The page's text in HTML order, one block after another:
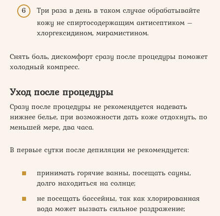
Три раза в день в таком случае обрабатывайте
кожу не спиртосодержащим антисептиком –
хлоргексидином, мирамистином.
Снять боль, дискомфорт сразу после процедуры поможет
холодный компресс.
Уход после процедуры
Сразу после процедуры не рекомендуется надевать
нижнее белье, при возможности дать коже отдохнуть, по
меньшей мере, два часа.
В первые сутки после депиляции не рекомендуется:
принимать горячие ванны, посещать сауны,
долго находиться на солнце;
не посещать бассейны, так как хлорированная
вода может вызвать сильное раздражение;